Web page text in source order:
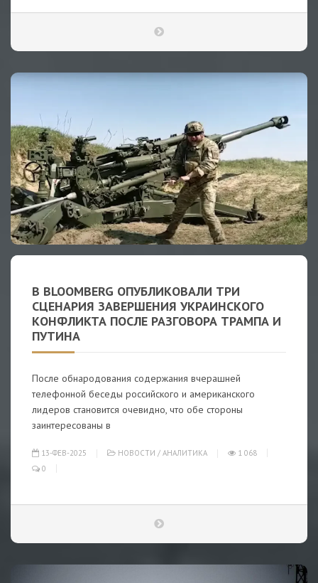
В BLOOMBERG ОПУБЛИКОВАЛИ ТРИ
СЦЕНАРИЯ ЗАВЕРШЕНИЯ УКРАИНСКОГО
КОНФЛИКТА ПОСЛЕ РАЗГОВОРА ТРАМПА И
ПУТИНА
После обнародования содержания вчерашней
телефонной беседы российского и американского
лидеров становится очевидно, что обе стороны
заинтересованы в
13-ФЕВ-2025 НОВОСТИ / АНАЛИТИКА
1 068
0